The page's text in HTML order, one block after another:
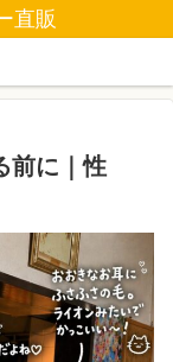
直販
前に｜性